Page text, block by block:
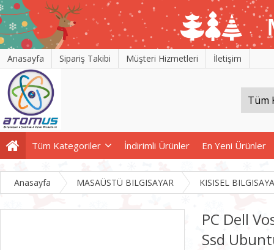
Anasayfa Sipariş Takibi Müşteri Hizmetleri İletişim
Tüm Kategoriler İndirimli Ürünler En Yeni Ürünler
Anasayfa MASAÜSTÜ BILGISAYAR KISISEL
PC Dell
Ssd